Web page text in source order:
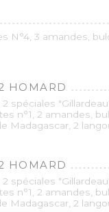
N°4, 3 amandes,
HOMARD
spéciales
n°1, 2 amandes,
Madagascar, 2
HOMARD
spéciales
n°1, 2 amandes,
Madagascar, 2